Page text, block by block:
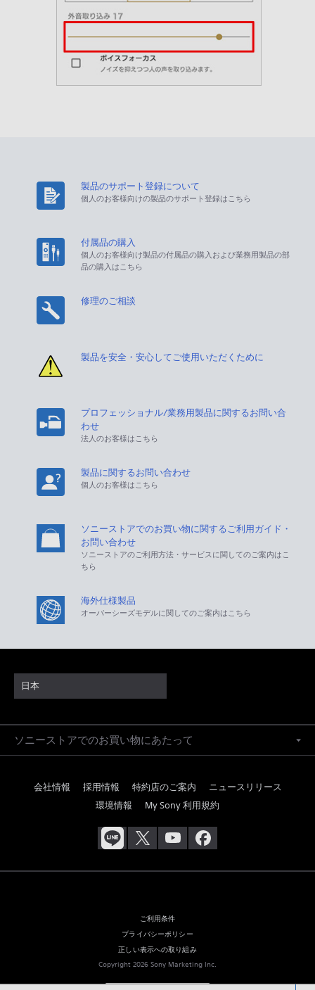
製品のサポート登録について
個人のお客様向けの製品のサポート登録はこちら
付属品の購入
個人のお客様向け製品の付属品の購入および業務用製品の部
品の購入はこちら
修理のご相談
製品を安全・安心してご使用いただくために
プロフェッショナル/業務用製品に関するお問い合
わせ
法人のお客様はこちら
製品に関するお問い合わせ
個人のお客様はこちら
ソニーストアでのお買い物に関するご利用ガイド・
お問い合わせ
ソニーストアのご利用方法・サービスに関してのご案内はこ
ちら
海外仕様製品
オーバーシーズモデルに関してのご案内はこちら
日本
ソニーストアでのお買い物にあたって
会社情報 採用情報 特約店のご案内
ニュースリリース
環境情報
My Sony 利用規約
ご利用条件
プライバシーポリシー
正しい表示への取り組み
Copyright 2026 Sony Marketing Inc.